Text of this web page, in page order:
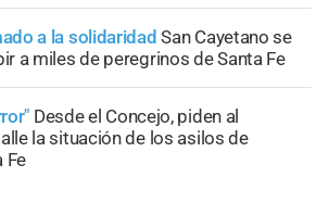
a la solidaridad San Cayetano se
a miles de peregrinos de Santa Fe
Desde el Concejo, piden al
la situación de los asilos de
Fe